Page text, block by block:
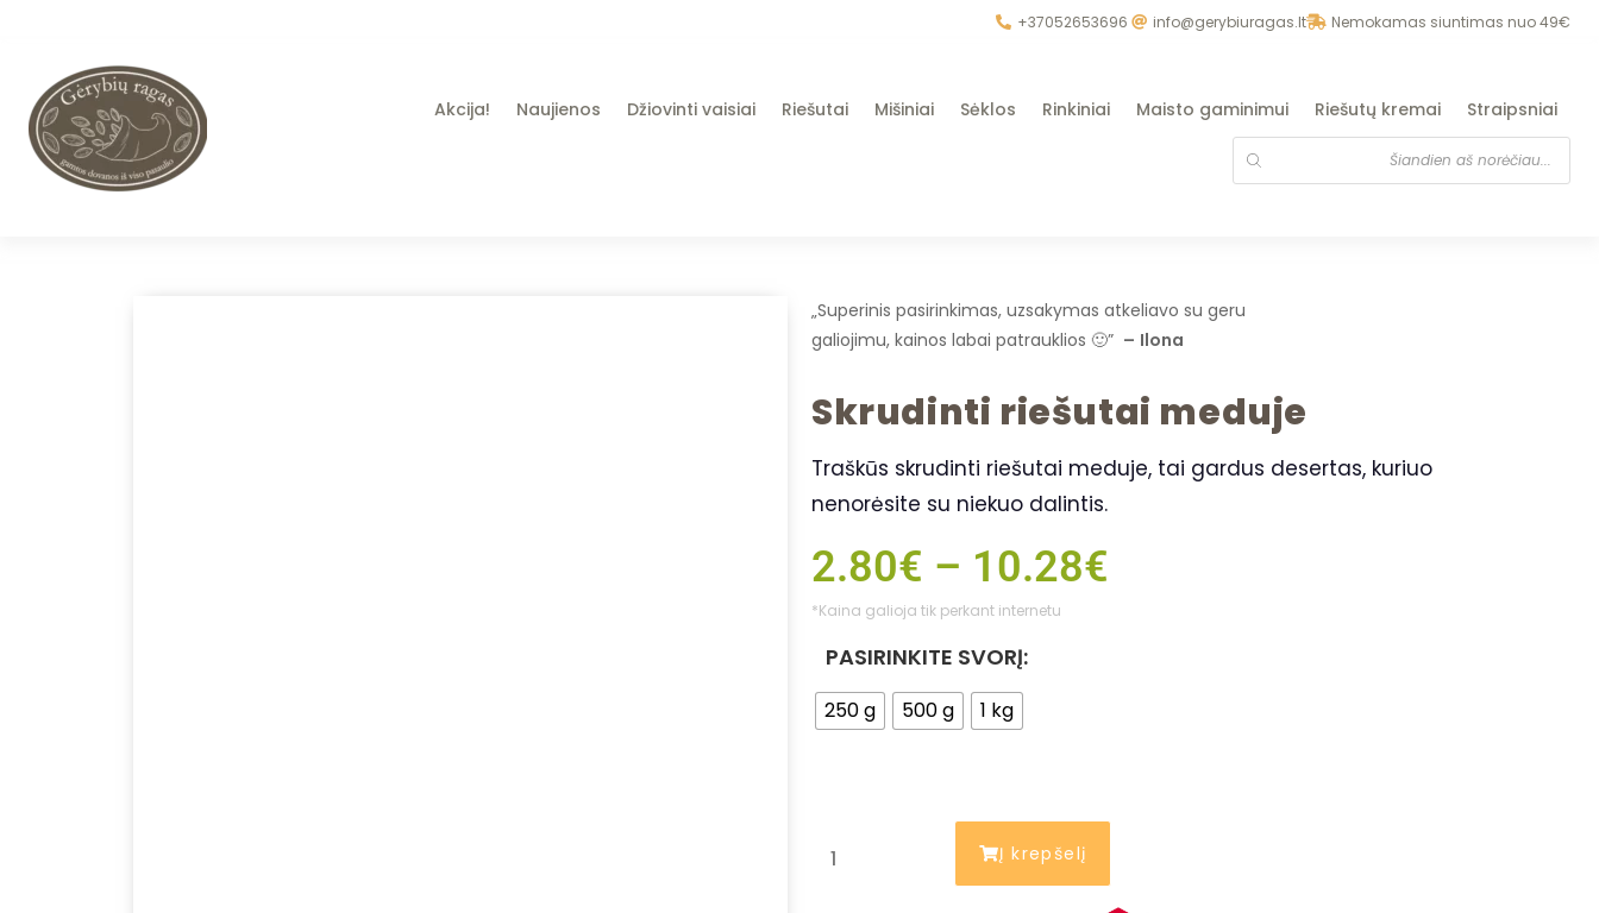
+37052653696 info@gerybiuragas.lt Nemokamas siuntimas nuo 49€
Akcija! Naujienos Džiovinti vaisiai Riešutai Mišiniai Sėklos Rinkiniai Maisto gaminimui Riešutų kremai Straipsniai
„Superinis pasirinkimas, uzsakymas atkeliavo su geru
galiojimu, kainos labai patrauklios 🙂” – Ilona
Skrudinti riešutai meduje
Traškūs skrudinti riešutai meduje, tai gardus desertas, kuriuo
nenorėsite su niekuo dalintis.
2.80€ – 10.28€
*Kaina galioja tik perkant internetu
PASIRINKITE SVORĮ:
250 g 500 g 1 kg
Į krepšelį